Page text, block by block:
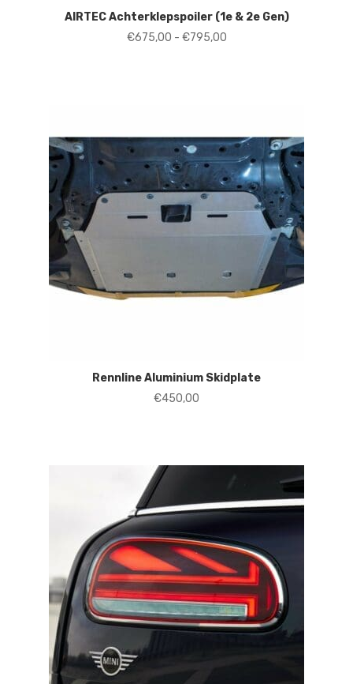
AIRTEC Achterklepspoiler (1e & 2e Gen)
€675,00 - €795,00Prijsklasse:
Rennline Aluminium Skidplate
€450,00